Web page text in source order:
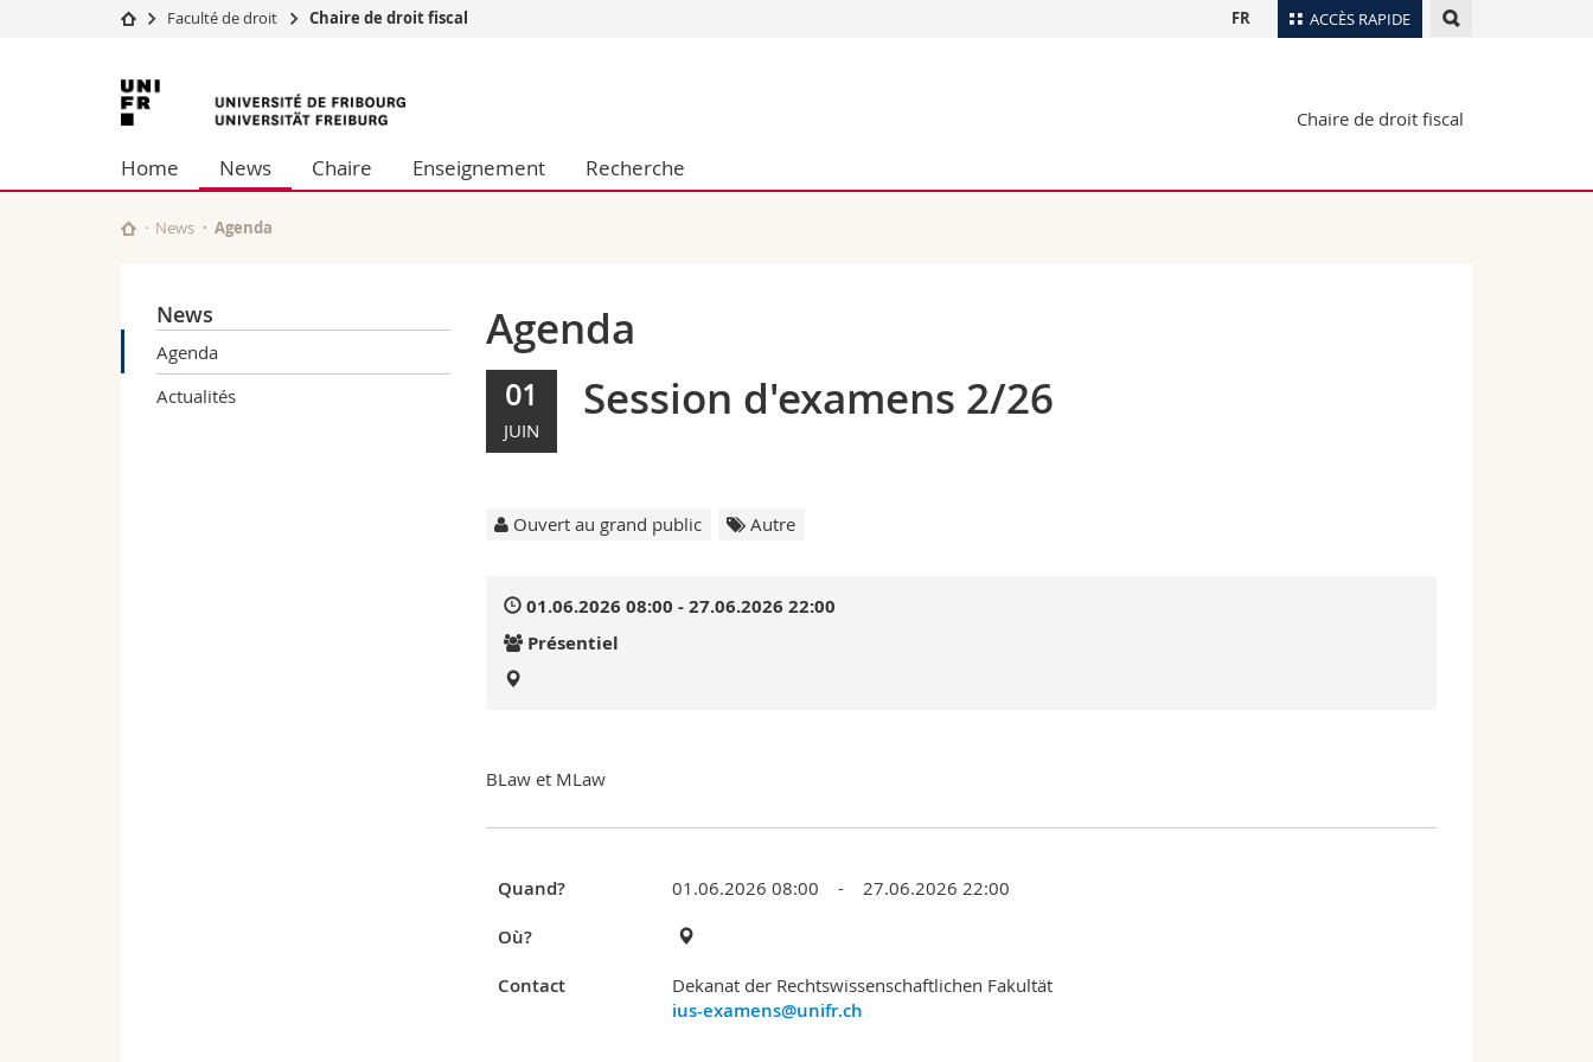
ACCÈS RAPIDE
Université
Recherche
Université
Formation continue
Sciences économiques et sociales et management
Lettres et sciences humaines
Chercheurs
Plan d'accès
Webmail
FR
Faculté de droit Chaire de droit fiscal
Université
de
Fribourg
Chaire de droit fiscal
Home News Chaire Enseignement Recherche
News Agenda
News
Agenda
Actualités
Agenda
01
JUIN
Session d'examens 2/26
Ouvert au grand public Autre
01.06.2026 08:00 - 27.06.2026 22:00
Présentiel
BLaw et MLaw
Quand? 01.06.2026 08:00 - 27.06.2026 22:00
Où?
Contact
Dekanat der Rechtswissenschaftlichen Fakultät
ius-examens@unifr.ch